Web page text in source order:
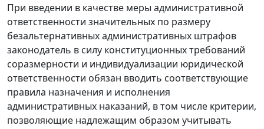
При введении в качестве меры административной
ответственности значительных по размеру
безальтернативных административных штрафов
законодатель в силу конституционных требований
соразмерности и индивидуализации юридической
ответственности обязан вводить соответствующие
правила назначения и исполнения
административных наказаний, в том числе критерии,
позволяющие надлежащим образом учитывать